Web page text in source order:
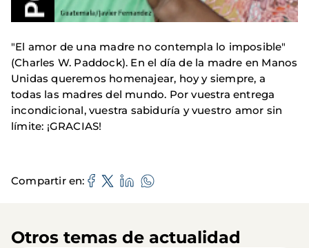
"El amor de una madre no contempla lo imposible"
(Charles W. Paddock). En el día de la madre en Manos
Unidas queremos homenajear, hoy y siempre, a
todas las madres del mundo. Por vuestra entrega
incondicional, vuestra sabiduría y vuestro amor sin
límite: ¡GRACIAS!
Compartir en
Otros temas de actualidad